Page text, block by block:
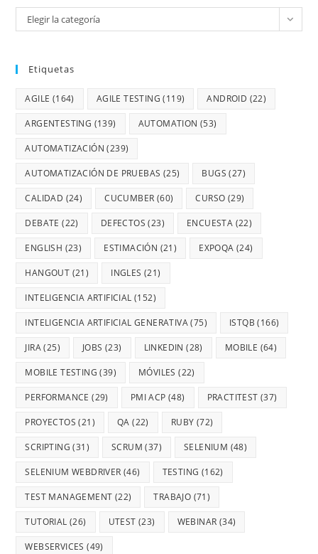
Elegir la categoría
Etiquetas
AGILE (164) AGILE TESTING (119) ANDROID (22)
ARGENTESTING (139) AUTOMATION (53)
AUTOMATIZACIÓN (239)
AUTOMATIZACIÓN DE PRUEBAS (25) BUGS (27)
CALIDAD (24) CUCUMBER (60) CURSO (29)
DEBATE (22) DEFECTOS (23) ENCUESTA (22)
ENGLISH (23) ESTIMACIÓN (21) EXPOQA (24)
HANGOUT (21) INGLES (21)
INTELIGENCIA ARTIFICIAL (152)
INTELIGENCIA ARTIFICIAL GENERATIVA(75) ISTQB (166)
JIRA(25) JOBS (23) LINKEDIN (28) MOBILE (64)
MOBILE TESTING (39) MÓVILES (22)
PERFORMANCE (29) PMI ACP (48) PRACTITEST (37)
PROYECTOS (21) QA (22) RUBY (72)
SCRIPTING (31) SCRUM (37) SELENIUM (48)
SELENIUM WEBDRIVER (46) TESTING (162)
TEST MANAGEMENT (22) TRABAJO (71)
TUTORIAL (26) UTEST (23) WEBINAR (34)
WEBSERVICES (49)